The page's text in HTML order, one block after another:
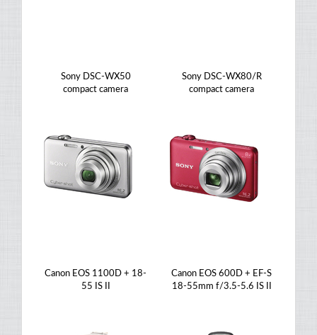
Sony DSC-WX50
compact camera
Sony DSC-WX80/R
compact camera
Canon EOS 1100D + 18-
55 IS II
Canon EOS 600D + EF-S
18-55mm f/3.5-5.6 IS II